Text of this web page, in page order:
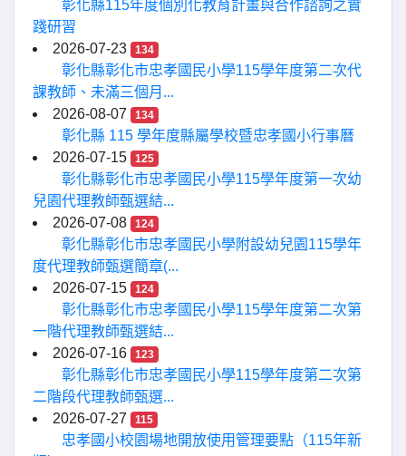
彰化縣115年度個別化教育計畫與合作諮詢之實
踐研習
2026-07-23
134
彰化縣彰化市忠孝國民小學115學年度第二次代
課教師、未滿三個月...
2026-08-07
134
彰化縣 115 學年度縣屬學校暨忠孝國小行事曆
2026-07-15
125
彰化縣彰化市忠孝國民小學115學年度第一次幼
兒園代理教師甄選結...
2026-07-08
124
彰化縣彰化市忠孝國民小學附設幼兒園115學年
度代理教師甄選簡章(...
2026-07-15
124
彰化縣彰化市忠孝國民小學115學年度第二次第
一階代理教師甄選結...
2026-07-16
123
彰化縣彰化市忠孝國民小學115學年度第二次第
二階段代理教師甄選...
2026-07-27
115
忠孝國小校園場地開放使用管理要點（115年新